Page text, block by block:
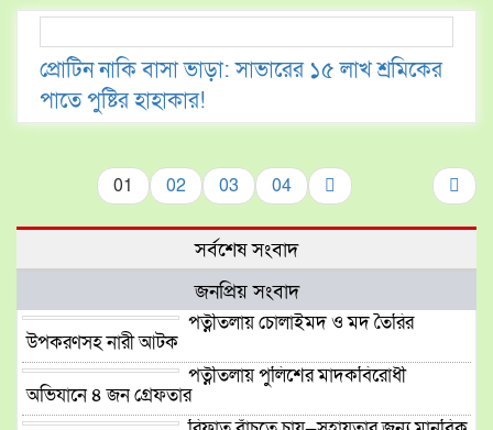
প্রোটিন নাকি বাসা ভাড়া: সাভারের ১৫ লাখ শ্রমিকের
পাতে পুষ্টির হাহাকার!
01 02 03 04
সর্বশেষ সংবাদ
জনপ্রিয় সংবাদ
পত্নীতলায় চোলাইমদ ও মদ তৈরির
উপকরণসহ নারী আটক
পত্নীতলায় পুলিশের মাদকবিরোধী
অভিযানে ৪ জন গ্রেফতার